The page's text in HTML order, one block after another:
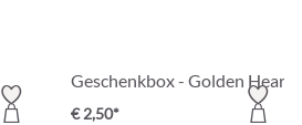
Geschenkbox - Golden Heart
€ 2,50*